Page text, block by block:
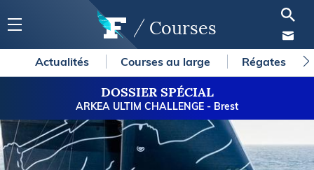
Courses
Actualités Courses au large Régates
DOSSIER SPÉCIAL
ARKEA ULTIM CHALLENGE - Brest